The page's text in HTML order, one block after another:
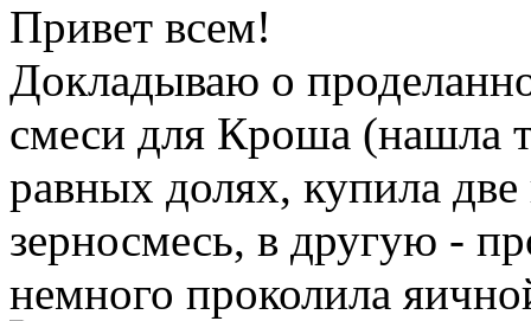
Привет всем!
Докладываю о
смеси для Кроша (нашла
равных долях, купила
зерносмесь, в другую -
немного проколила